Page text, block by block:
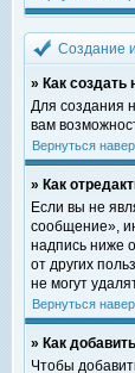
Создание
» Как создать
Для создания
вам
Вернуться
» Как
Если вы не
сообщение»,
надпись ниже
от других
не могут
Вернуться
» Как
Чтобы